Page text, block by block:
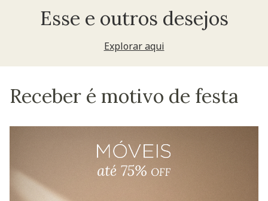
Esse e outros desejos
Explorar aqui
Receber é motivo de festa